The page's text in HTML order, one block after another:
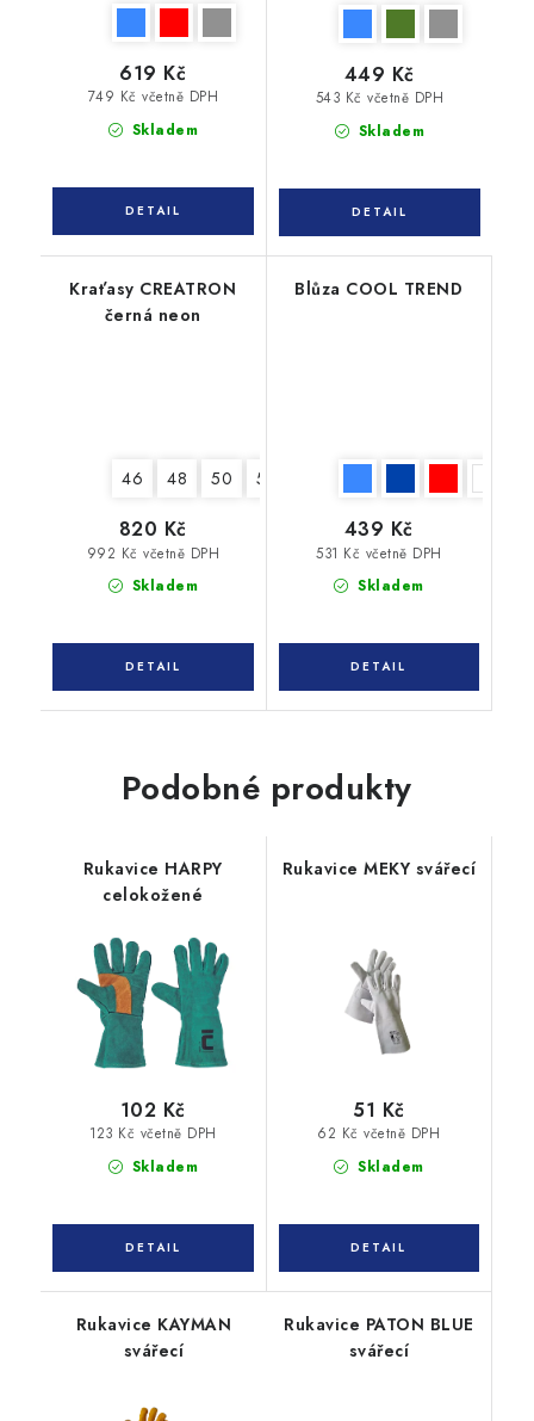
Skladem
749 Kč včetně DPH
619 Kč
Skladem
543 Kč včetně DPH
449 Kč
Kraťasy CREATRON
černá neon
46 48 50 52
Skladem
992 Kč včetně DPH
820 Kč
Blůza COOL TREND
Skladem
531 Kč včetně DPH
439 Kč
Podobné produkty
Rukavice HARPY
celokožené
Skladem
123 Kč včetně DPH
102 Kč
Rukavice MEKY svářecí
Skladem
62 Kč včetně DPH
51 Kč
Rukavice KAYMAN
svářecí
Rukavice PATON BLUE
svářecí